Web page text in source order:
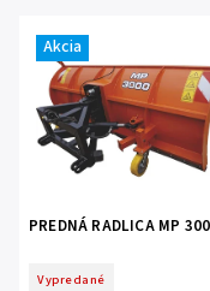
Abecedne
Akcia
PREDNÁ RADLICA MP
Vypredané